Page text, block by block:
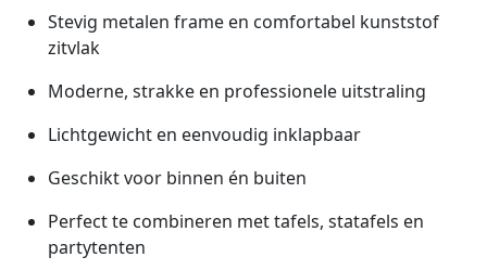
Stevig metalen frame en comfortabel kunststof
zitvlak
Moderne, strakke en professionele uitstraling
Lichtgewicht en eenvoudig inklapbaar
Geschiktvoor binnen én buiten
Perfectte combineren mettafels, statafels en
partytenten